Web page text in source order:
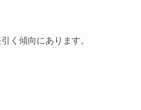
く傾向にあります。